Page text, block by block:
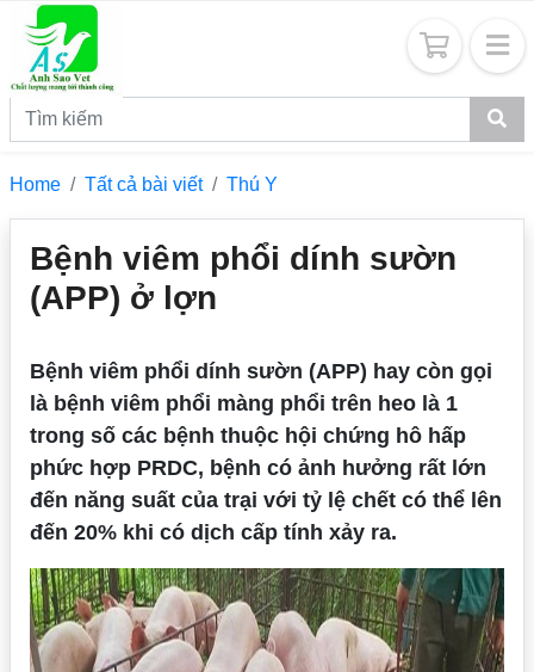
Home Tất cả bài viết Thú Y
Bệnh viêm phổi dính sườn
(APP) ở lợn
Bệnh viêm phổi dính sườn (APP) hay còn gọi
là bệnh viêm phổi màng phổi trên heo là 1
trong số các bệnh thuộc hội chứng hô hấp
phức hợp PRDC, bệnh có ảnh hưởng rất lớn
đến năng suất của trại với tỷ lệ chết có thể lên
đến 20% khi có dịch cấp tính xảy ra.